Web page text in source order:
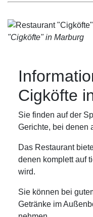
"Cigköfte" in Marburg
Cigköfte
Sie finden auf der
Gerichte, bei denen
Das Restaurant
denen komplett auf
wird.
Sie können bei
Getränke im